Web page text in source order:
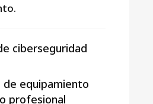
ciberseguridad
de equipamiento
profesional